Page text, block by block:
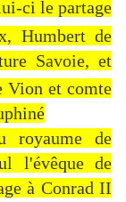
ci le partage
Humbert de
Savoie, et
Vion et comte
royaume de
l'évêque de
à Conrad II